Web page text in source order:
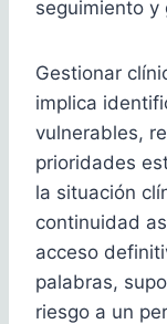
seguimiento y
Gestionar
implica
vulnerables,
prioridades
la situación
continuidad
acceso
palabras,
riesgo a un